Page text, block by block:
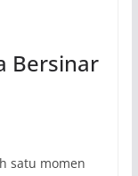
Bersinar
satu momen